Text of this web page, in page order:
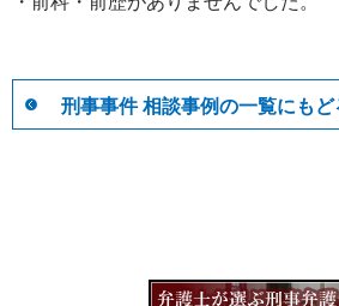
刑事事件 相談事例の一覧にもど